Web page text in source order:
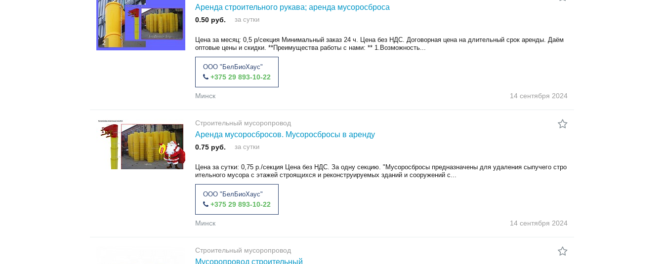
2
Аренда строительного рукава; аренда мусоросброса
0.50 руб. за сутки
Цена за месяц: 0,5 р/секция Минимальный заказ 24 ч. Цена без НДС. Договорная цена на длительный срок аренды. Даём
оптовые цены и скидки. **Преимущества работы с нами: ** 1.Возможность...
ООО "БелБиоХаус"
+375 29 893-10-22
Минск 14 сентября 2024
Строительный мусоропровод
Аренда мусоросбросов. Мусоросбросы в аренду
0.75 руб. за сутки
Цена за сутки: 0,75 р./секция Цена без НДС. За одну секцию. "Мусоросбросы предназначены для удаления сыпучего стро
ительного мусора с этажей строящихся и реконструируемых зданий и сооружений с...
ООО "БелБиоХаус"
+375 29 893-10-22
Минск 14 сентября 2024
Строительный мусоропровод
Мусоропровод строительный